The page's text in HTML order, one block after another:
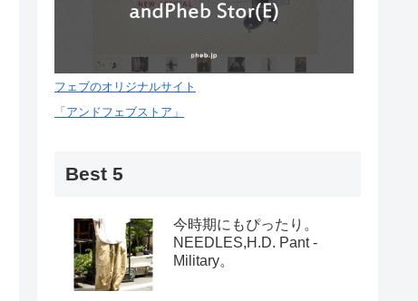
フェブのオリジナルサイト
「アンドフェブストア」
Best 5
今時期にもぴったり。
NEEDLES,H.D. Pant -
Military。